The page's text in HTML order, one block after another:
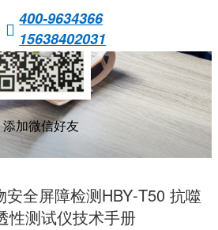
 400-9634366
15638402031
全屏障检测HBY‑T50 抗噬
性测试仪技术手册
添加微信好友